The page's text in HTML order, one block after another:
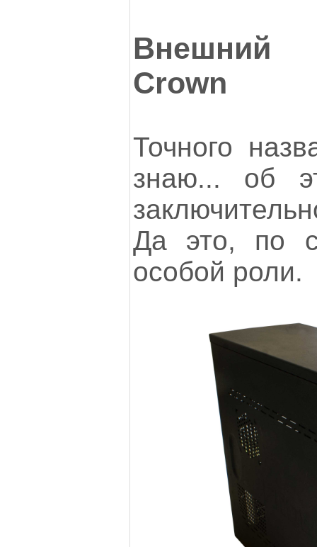
Внешний
Crown
Точного
знаю... об
Да это, по
особой роли.